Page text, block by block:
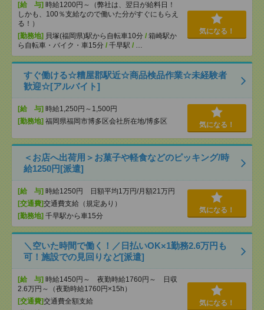
[給 与] 時給1200円～（弊社は、翌日が給料日！
しかも、100％支給なので働いた分がすぐにもらえ
る！）
[勤務地] 貝塚(福岡県)駅から自転車10分 / 箱崎駅か
ら自転車・バイク・車15分 / 千早駅 / …
気になる！
すぐ働ける☆糟屋郡駅近☆商品検品作業☆未経験者
歓迎☆[アルバイト]
[給 与] 時給1,250円～1,500円
[勤務地] 福岡県福岡市博多区会社所在地/博多区 気になる！
＜お店へ出荷用＞お菓子や軽食などのピッキング/時
給1250円[派遣]
[給 与] 時給1250円 日額平均1万円/月額21万円
[交通費]交通費支給（規定あり）
[勤務地] 千早駅から車15分
気になる！
＼空いた時間で働く！／日払いOK×1勤務2.6万円も
可！施設での見回りなど[派遣]
[給 与] 時給1450円～ 夜勤時給1760円～ 日収
2.6万円～（夜勤時給1760円×15h）
[交通費]交通費全額支給
気になる！